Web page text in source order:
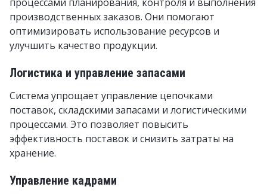
производственных заказов. Они помогают
оптимизировать использование ресурсов и
улучшить качество продукции.
Логистика и управление запасами
Система упрощает управление цепочками
поставок, складскими запасами и логистическими
процессами. Это позволяет повысить
эффективность поставок и снизить затраты на
хранение.
Управление кадрами